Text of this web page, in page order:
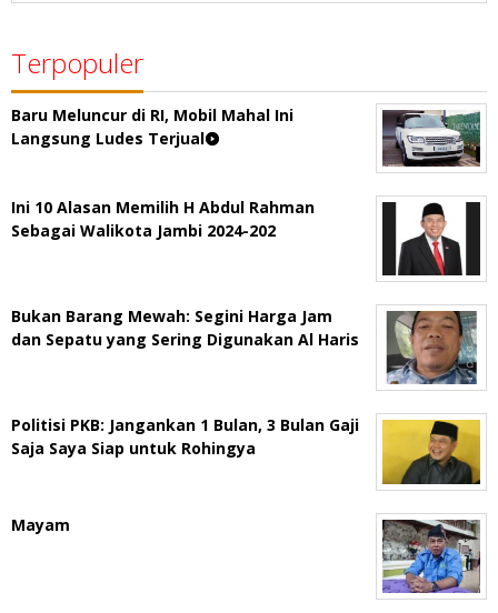
Terpopuler
Baru Meluncur di RI, Mobil Mahal Ini
Langsung Ludes Terjual
Ini 10 Alasan Memilih H Abdul Rahman
Sebagai Walikota Jambi 2024-202
Bukan Barang Mewah: Segini Harga Jam
dan Sepatu yang Sering Digunakan Al Haris
Politisi PKB: Jangankan 1 Bulan, 3 Bulan Gaji
Saja Saya Siap untuk Rohingya
Mayam